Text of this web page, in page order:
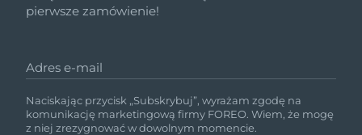
pierwsze zamówienie!
Adres e-mail
Naciskając przycisk „Subskrybuj”, wyrażam zgodę na
komunikację marketingową firmy FOREO. Wiem, że mogę
z niej zrezygnować w dowolnym momencie.